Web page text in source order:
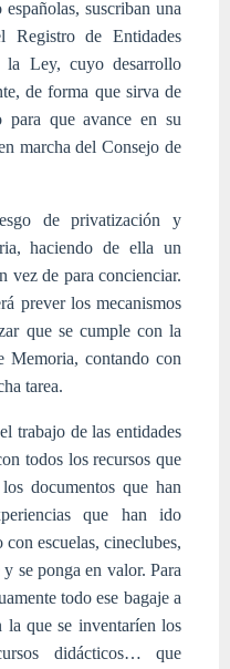
suscriban una
Registro de Entidades
Ley, cuyo desarrollo
de forma que sirva de
para que avance en su
marcha del Consejo de
de privatización y
haciendo de ella un
vez de para concienciar.
prever los mecanismos
que se cumple con la
Memoria, contando con
tarea.
trabajo de las entidades
todos los recursos que
documentos que han
que han ido
escuelas, cineclubes,
se ponga en valor. Para
todo ese bagaje a
la que se inventaríen los
didácticos… que